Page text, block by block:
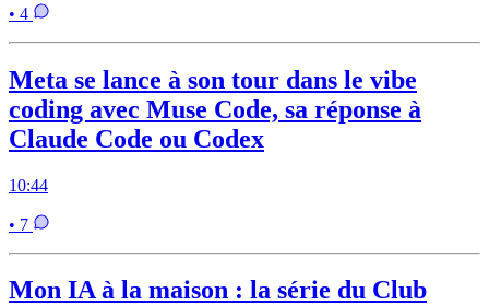
• 4
Meta se lance à son tour dans le vibe
coding avec Muse Code, sa réponse à
Claude Code ou Codex
10:44
• 7
Mon IA à la maison : la série du Club